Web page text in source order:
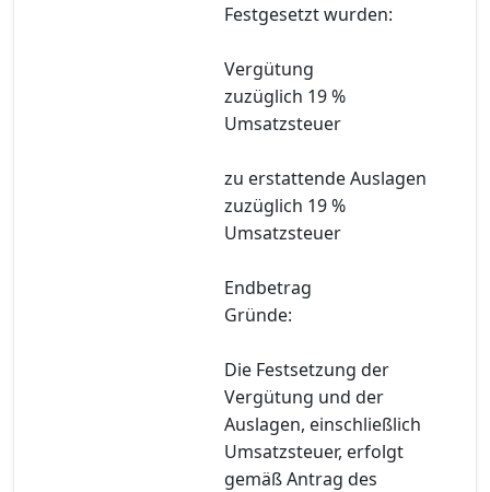
Festgesetzt wurden:
Vergütung
zuzüglich 19 %
Umsatzsteuer
zu erstattende Auslagen
zuzüglich 19 %
Umsatzsteuer
Endbetrag
Gründe:
Die Festsetzung der
Vergütung und der
Auslagen, einschließlich
Umsatzsteuer, erfolgt
gemäß Antrag des